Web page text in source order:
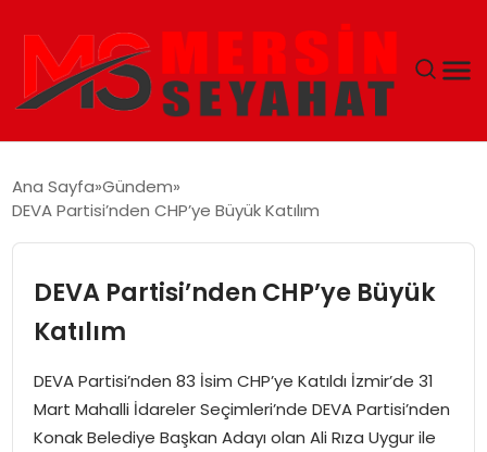
EĞITIM
TEKNOLOJI
GÜNCEL
Ana Sayfa Gündem
DEVA Partisi’nden CHP’ye Büyük Katılım
DEVA Partisi’nden CHP’ye Büyük
Katılım
DEVA Partisi’nden 83 İsim CHP’ye Katıldı İzmir’de 31
Mart Mahalli İdareler Seçimleri’nde DEVA Partisi’nden
Konak Belediye Başkan Adayı olan Ali Rıza Uygur ile